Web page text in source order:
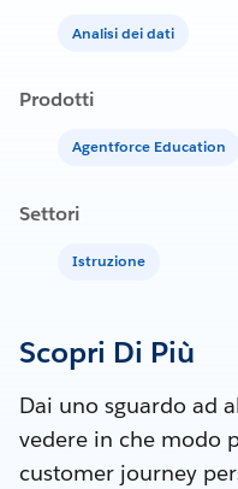
Analisi dei dati
Prodotti
Agentforce Education
Settori
Istruzione
Scopri Di Più
Dai uno sguardo ad
vedere in che modo
customer journey